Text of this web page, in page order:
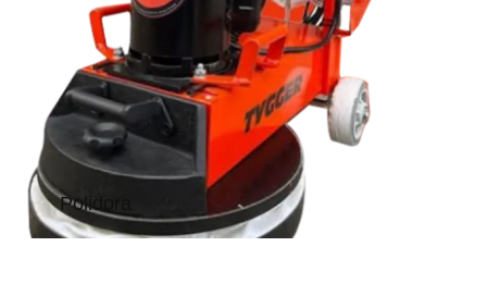
Polidora